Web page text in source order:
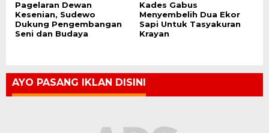
Pagelaran Dewan
Kesenian, Sudewo
Dukung Pengembangan
Seni dan Budaya
Kades Gabus
Menyembelih Dua Ekor
Sapi Untuk Tasyakuran
Krayan
AYO PASANG IKLAN DISINI